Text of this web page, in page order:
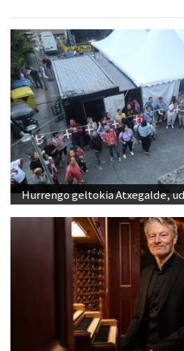
Hurrengo geltokia Atxegalde,